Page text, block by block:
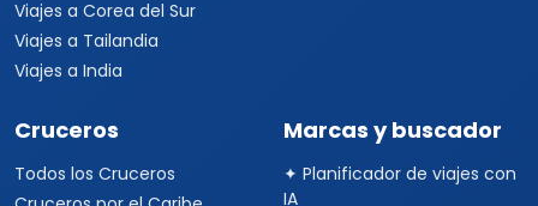
Viajes a Sudáfrica
Viajes a Kenia
Viajes a Tanzania
Viajes a Asia
Viajes a China
Viajes a Corea del Sur